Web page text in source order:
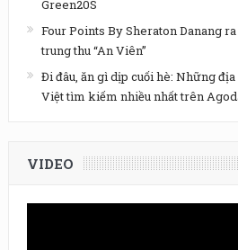
Green20S
Four Points By Sheraton Danang
trung thu “An Viên”
Đi đâu, ăn gì dịp cuối hè: Những
Việt tìm kiếm nhiều nhất trên
VIDEO